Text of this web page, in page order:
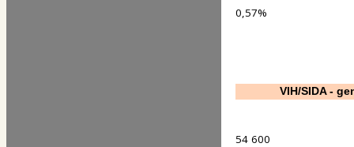
0,57%
VIH/SIDA -
54 600